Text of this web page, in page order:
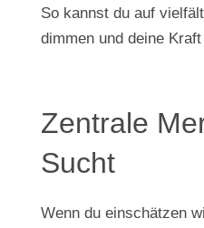
So kannst du auf
dimmen und deine
Zentrale
Sucht
Wenn du einschätzen